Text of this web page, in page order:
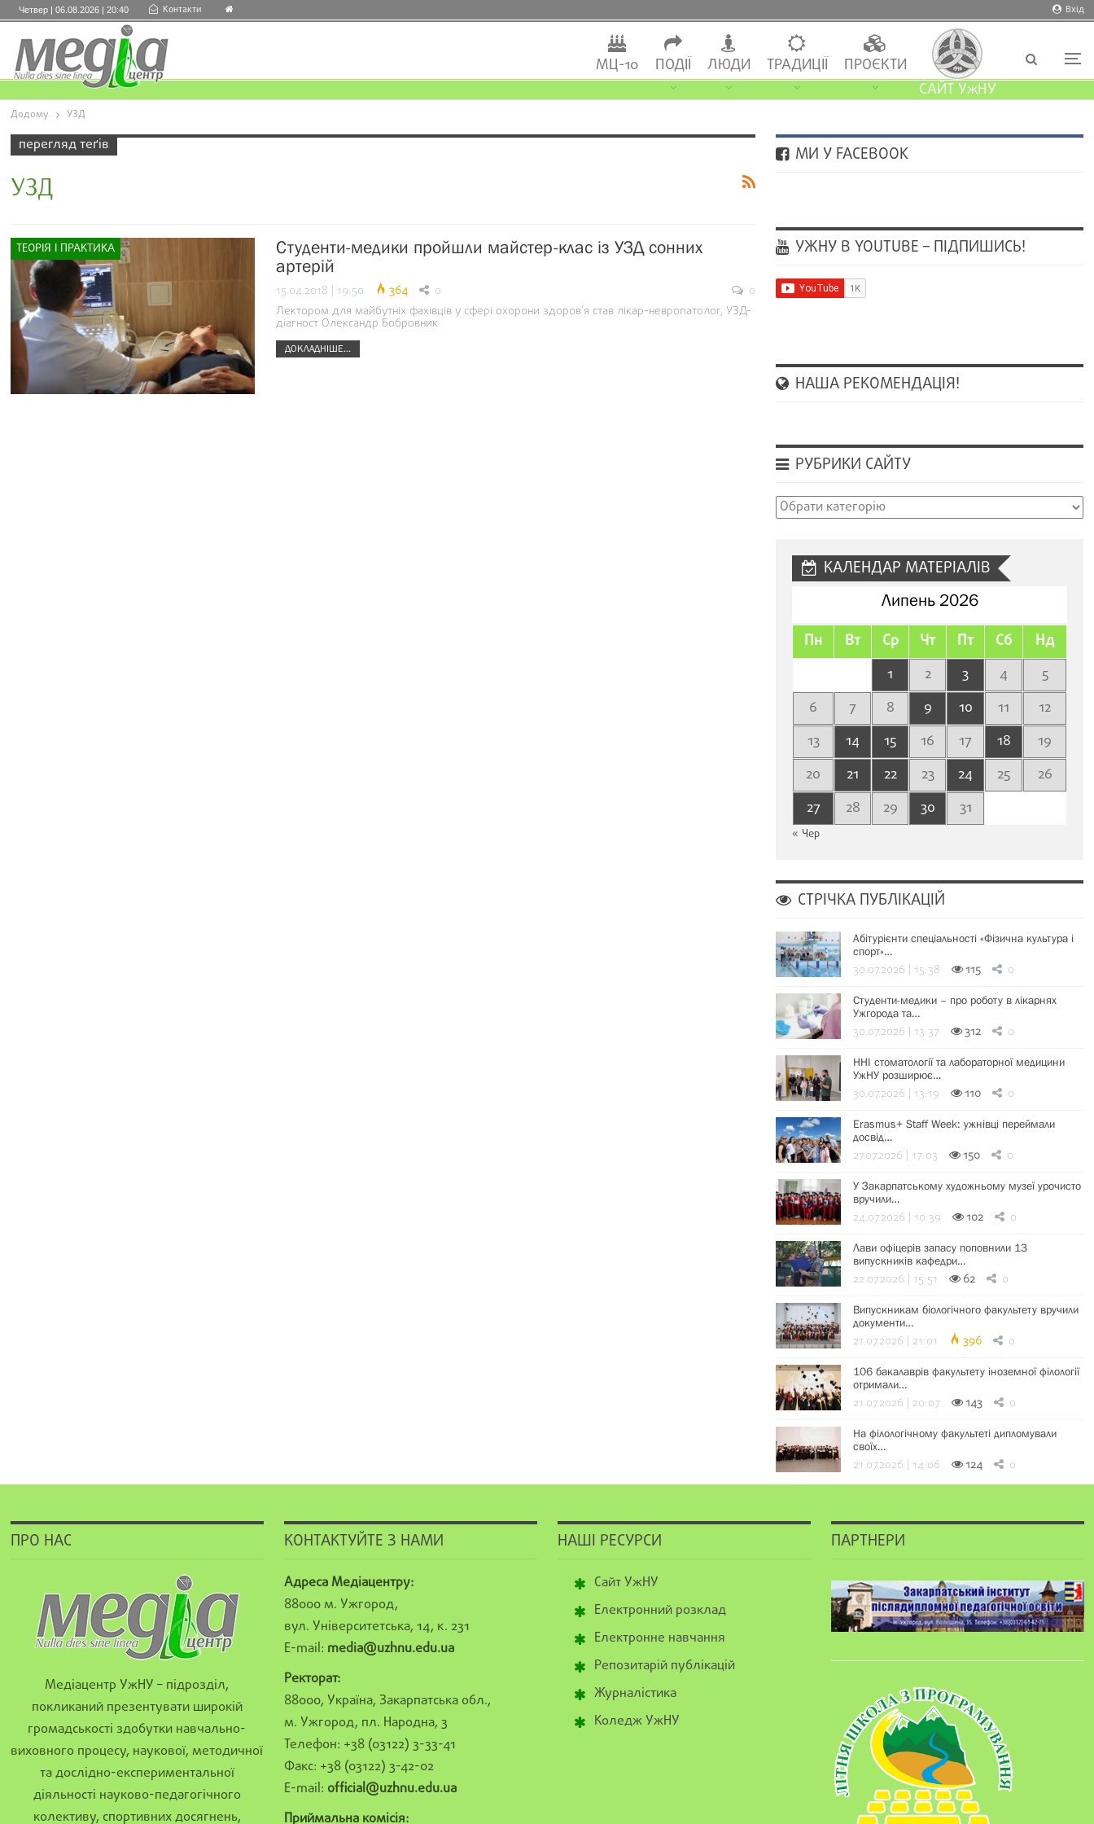
Вхід
Четвер | 06.08.2026 | 20:40 Контакти
МЦ-10 ПОДІЇ ЛЮДИ ТРАДИЦІЇ
ПРОЄКТИ
САЙТ УжНУ
Додому УЗД
перегляд теґів
УЗД
ТЕОРІЯ І ПРАКТИКА
Студенти-медики пройшли майстер-клас із УЗД сонних
артерій
15.04.2018 | 19:50 364 0
0
Лектором для майбутніх фахівців у сфері охорони здоров’я став лікар-невропатолог, УЗД-
діагност Олександр Бобровник
ДОКЛАДНІШЕ...
МИ У FACEBOOK
УЖНУ В YOUTUBE – ПІДПИШИСЬ!
НАША РЕКОМЕНДАЦІЯ!
РУБРИКИ САЙТУ
Рубрики
КАЛЕНДАР МАТЕРІАЛІВ
Липень 2026
Пн Вт Ср Чт Пт Сб Нд
1 2 3 4
5
6
7 8 9 10 11
12
13
14 15 16 17 18
19
20
21 22 23 24 25
26
27
28 29 30 31
« Чер
СТРІЧКА ПУБЛІКАЦІЙ
Абітурієнти спеціальності «Фізична культура і
спорт»…
30.07.2026 | 15:38 115 0
Студенти-медики – про роботу в лікарнях
Ужгорода та…
30.07.2026 | 13:37 312 0
ННІ стоматології та лабораторної медицини
УжНУ розширює…
30.07.2026 | 13:19 110 0
Erasmus+ Staff Week: ужнівці переймали
досвід…
27.07.2026 | 17:03 150 0
У Закарпатському художньому музеї урочисто
вручили…
24.07.2026 | 10:39 102 0
Лави офіцерів запасу поповнили 13
випускників кафедри…
22.07.2026 | 15:51 62 0
Випускникам біологічного факультету вручили
документи…
21.07.2026 | 21:01 396 0
106 бакалаврів факультету іноземної філології
отримали…
21.07.2026 | 20:07 143 0
На філологічному факультеті дипломували
своїх…
21.07.2026 | 14:06 124 0
ПРО НАС
Медіацентр УжНУ – підрозділ,
покликаний презентувати широкій
громадськості здобутки навчально-
виховного процесу, наукової, методичної
та дослідно-експериментальної
діяльності науково-педагогічного
колективу, спортивних досягнень,
КОНТАКТУЙТЕ З НАМИ
Адреса Медіацентру:
88000 м. Ужгород,
вул. Університетська, 14, к. 231
E-mail: media@uzhnu.edu.ua
Ректорат:
88000, Україна, Закарпатська обл.,
м. Ужгород, пл. Народна, 3
Телефон: +38 (03122) 3-33-41
Факс: +38 (03122) 3-42-02
E-mail: official@uzhnu.edu.ua
Приймальна комісія:
НАШІ РЕСУРСИ
Сайт УжНУ
Електронний розклад
Електронне навчання
Репозитарій публікацій
Журналістика
Коледж УжНУ
ПАРТНЕРИ